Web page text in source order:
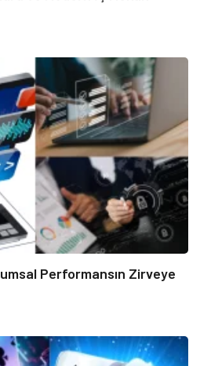
Performansın Zirveye